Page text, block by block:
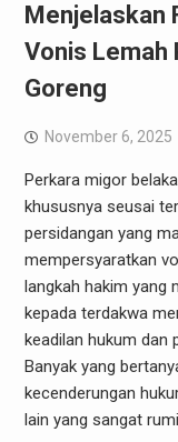
Menjelaskan
Vonis Lemah
Goreng
November 6, 2025
Perkara migor
khususnya seusai
persidangan yang
mempersyaratkan
langkah hakim yang
kepada terdakwa
keadilan hukum dan
Banyak yang
kecenderungan
lain yang sangat